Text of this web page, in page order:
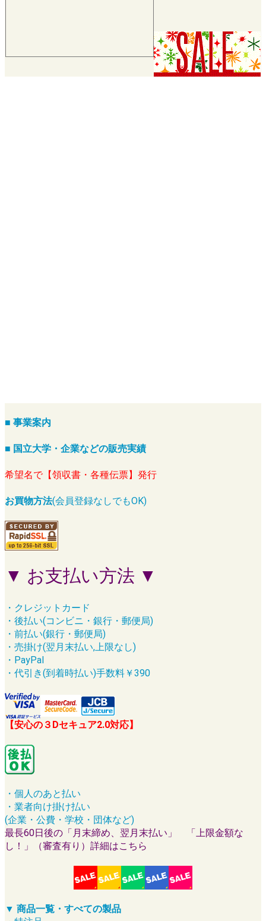
■ 事業案内
■ 国立大学・企業などの販売実績
希望名で【領収書・各種伝票】発行
お買物方法(会員登録なしでもOK)
▼ お支払い方法 ▼
・クレジットカード
・後払い(コンビニ・銀行・郵便局)
・前払い(銀行・郵便局)
・売掛け(翌月末払い,上限なし)
・PayPal
・代引き(到着時払い)手数料￥390
【安心の３Dセキュア2.0対応】
・個人のあと払い
・業者向け掛け払い
(企業・公費・学校・団体など)
最長60日後の「月末締め、翌月末払い」 「上限金額な
し！」（審査有り）詳細はこちら
▼ 商品一覧・すべての製品